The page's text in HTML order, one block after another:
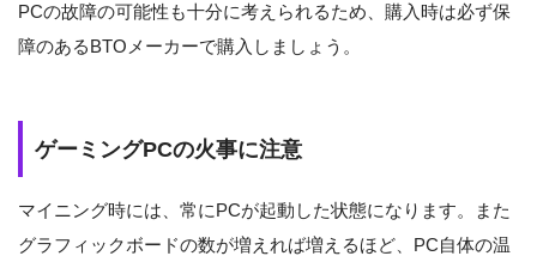
PCの故障の可能性も十分に考えられるため、購入時は必ず保
障のあるBTOメーカーで購入しましょう。
ゲーミングPCの火事に注意
マイニング時には、常にPCが起動した状態になります。また
グラフィックボードの数が増えれば増えるほど、PC自体の温